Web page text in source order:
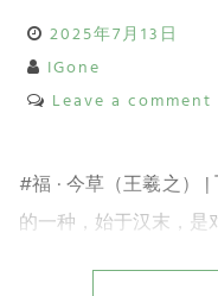
2025年7月13日
IGone
Leave a comment
#福 · 今草（王羲之）
的一种，始于汉末，